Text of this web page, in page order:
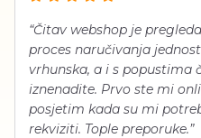
“Čitav webshop je
proces naručivanja
vrhunska, a i s popustima
iznenadite. Prvo ste mi
posjetim kada su mi
rekviziti. Tople preporuke.”